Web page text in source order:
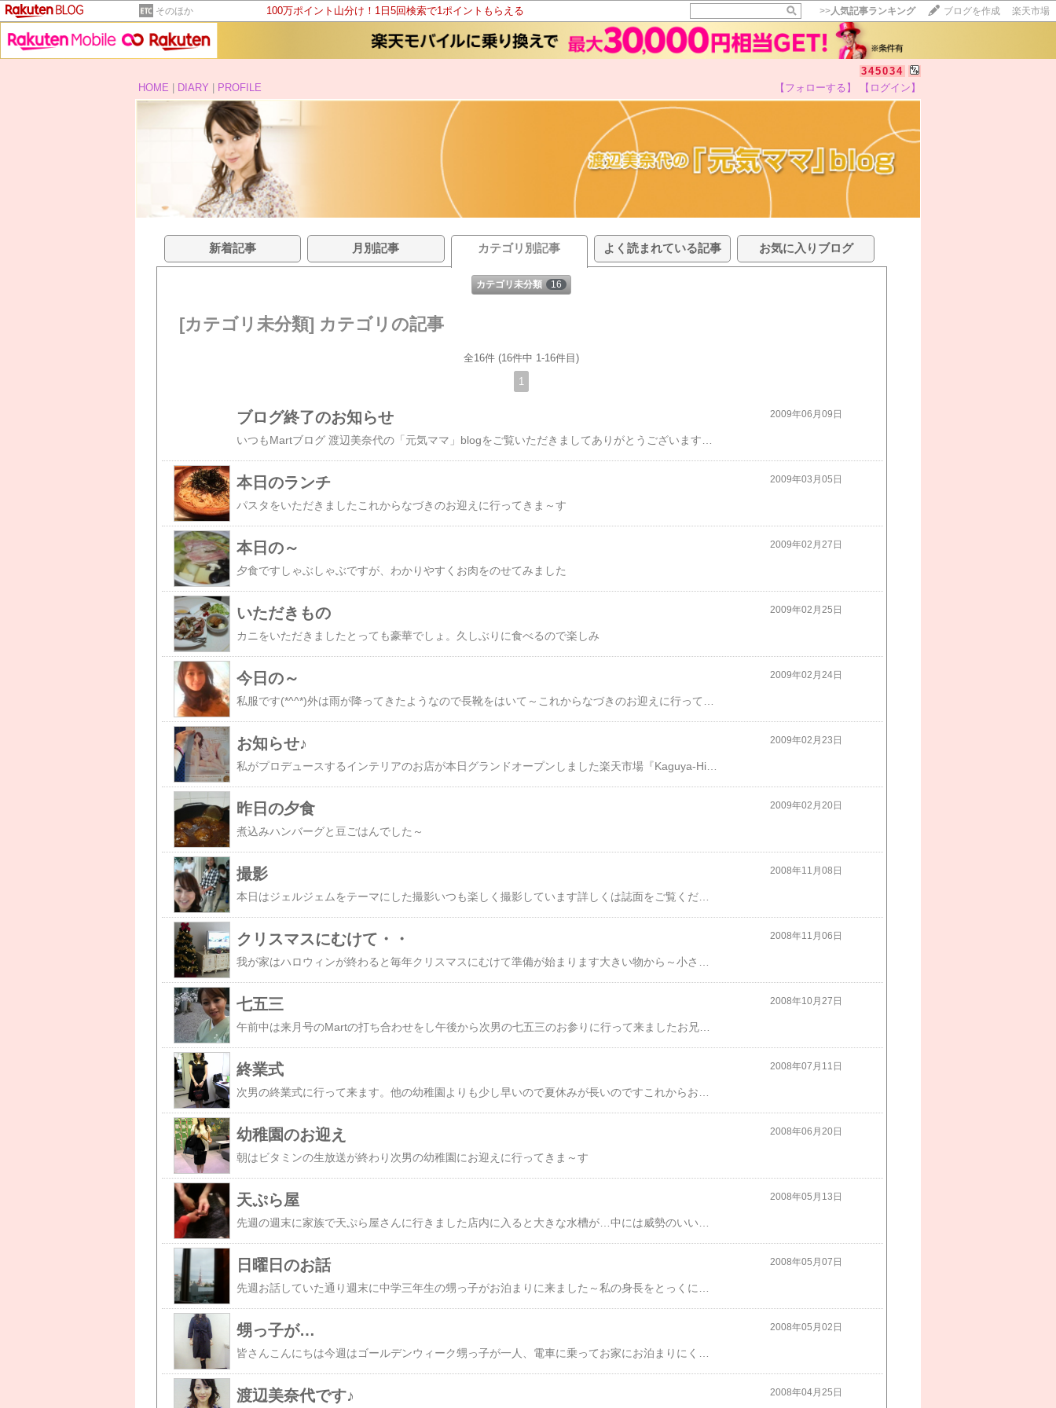
そのほか 100万ポイント山分け！1日5回検索で1ポイントもらえる >>人気記事ランキング ブログを作成 楽天市場
345034
HOME
DIARY PROFILE 【フォローする】 【ログイン】
新着記事 月別記事 カテゴリ別記事 よく読まれている記事 お気に入りブログ
カテゴリ未分類 16
[カテゴリ未分類] カテゴリの記事
全16件 (16件中 1-16件目)
1
ブログ終了のお知らせ 2009年06月09日
本日のランチ
パスタをいただきましたこれからなづきのお迎えに行ってきま～す
2009年03月05日
本日の～
夕食ですしゃぶしゃぶですが、わかりやすくお肉をのせてみました
2009年02月27日
いただきもの
カニをいただきましたとっても豪華でしょ。久しぶりに食べるので楽しみ
2009年02月25日
今日の～ 2009年02月24日
お知らせ♪ 2009年02月23日
昨日の夕食
煮込みハンバーグと豆ごはんでした～
2009年02月20日
撮影
本日はジェルジェムをテーマにした撮影いつも楽しく撮影しています詳しくは誌面をご覧ください
2008年11月08日
クリスマスにむけて・・ 2008年11月06日
七五三
午前中は来月号のMartの打ち合わせをし午後から次男の七五三のお参りに行って来ましたお兄ちゃんと一緒に｢ハイ チーズ！」
2008年10月27日
終業式 2008年07月11日
幼稚園のお迎え
朝はビタミンの生放送が終わり次男の幼稚園にお迎えに行ってきま～す
2008年06月20日
天ぷら屋 2008年05月13日
日曜日のお話 2008年05月07日
甥っ子が… 2008年05月02日
渡辺美奈代です♪ 2008年04月25日